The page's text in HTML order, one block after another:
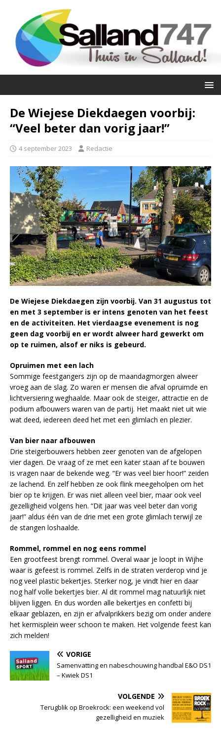
De Wiejese Diekdaegen voorbij:
“Veel beter dan vorig jaar!”
4 september 2023 Redactie
De Wiejese Diekdaegen zijn voorbij. Van 31 augustus tot
en met 3 september is er intens genoten van het feest
en de activiteiten. Het vierdaagse evenement is nog
geen dag voorbij en er wordt alweer hard gewerkt om
op te ruimen, alsof er niks is gebeurd.
Opruimen met een lach
Sommige feestgangers zijn op de maandagmorgen alweer
vroeg aan de slag. Zo waren er mensen die afval opruimde en
lichtversiering weghaalde. Maar ook de steiger, attractie en de
podium afbouwers waren van de partij. Het maakt niet uit wie
wat deed, iedereen deed het met een glimlach en plezier.
Van bier naar afbouwen
Drie steigerbouwers hebben zeer genoten van de afgelopen
vier dagen. De vraag of ze met een kater staan af te bouwen
is vragen naar de bekende weg. “Er was veel bier hoor!” zeiden
ze lachend. En zelf hebben ze ook flink meegeholpen om het
bier op te krijgen. Er was niet alleen veel bier, maar ook veel
gezelligheid volgens hen. “Dit jaar was veel beter dan vorig
jaar!” aldus één van de drie met een grote glimlach terwijl ze
de stangen loshaalde.
Rommel, rommel en nog eens rommel
Een grootfeest brengt rommel. Overal waar je loopt in Wijhe
waar is gefeest is rommel. Zelfs in de straten verderop vind je
nog veel plastic bekertjes. Sterker nog, je vindt hier en daar
nog half volle bekertjes bier. Al dit rommel mag natuurlijk niet
blijven liggen. En dus worden alle bekertjes en confetti bij
elkaar geblazen, en zijn er afvalprikkers bezig om onder andere
het kermisplein weer schoon te maken. Het volgende feest kan
zich melden!
VORIGE
Samenvatting en nabeschouwing handbal E&O DS1
– Kwiek DS1
VOLGENDE
Terugblik op Broekrock: een weekend vol
gezelligheid en muziek